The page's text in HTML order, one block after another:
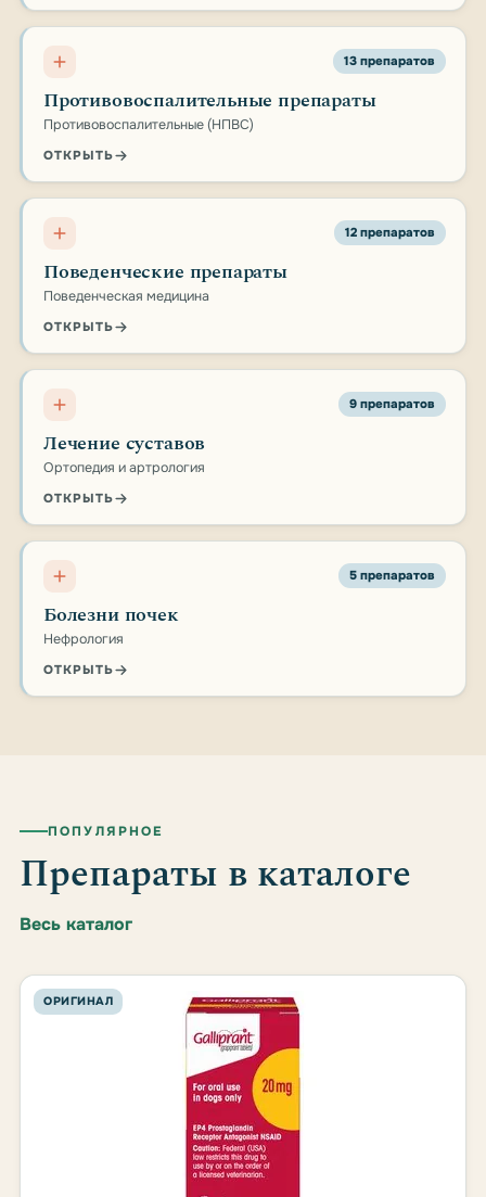
13 препаратов
Противовоспалительные препараты
Противовоспалительные (НПВС)
ОТКРЫТЬ
12 препаратов
Поведенческие препараты
Поведенческая медицина
ОТКРЫТЬ
9 препаратов
Лечение суставов
Ортопедия и артрология
ОТКРЫТЬ
5 препаратов
Болезни почек
Нефрология
ОТКРЫТЬ
ПОПУЛЯРНОЕ
Препараты в каталоге
Весь каталог
ОРИГИНАЛ